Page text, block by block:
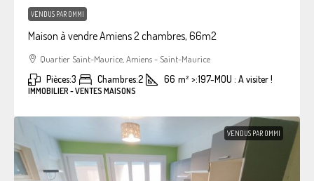
VENDUS PAR OMMI
Maison à vendre Amiens 2 chambres, 66m2
Quartier Saint-Maurice, Amiens - Saint-Maurice
Pièces:3 Chambres:2 66 m² >:197-MOU : A visiter !
IMMOBILIER - VENTES MAISONS
VENDUS PAR OMMI